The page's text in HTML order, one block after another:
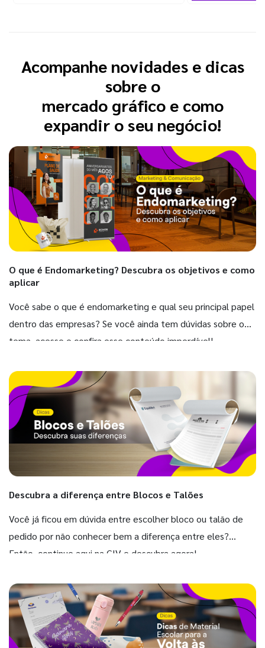
Acompanhe novidades e dicas
sobre o
mercado gráfico e como
expandir o seu negócio!
O que é Endomarketing? Descubra os objetivos e como
aplicar
Você sabe o que é endomarketing e qual seu principal papel
dentro das empresas? Se você ainda tem dúvidas sobre o
tema, acesse e confira esse conteúdo imperdível!
Descubra a diferença entre Blocos e Talões
Você já ficou em dúvida entre escolher bloco ou talão de
pedido por não conhecer bem a diferença entre eles?
Então, continue aqui na GIV e descubra agora!